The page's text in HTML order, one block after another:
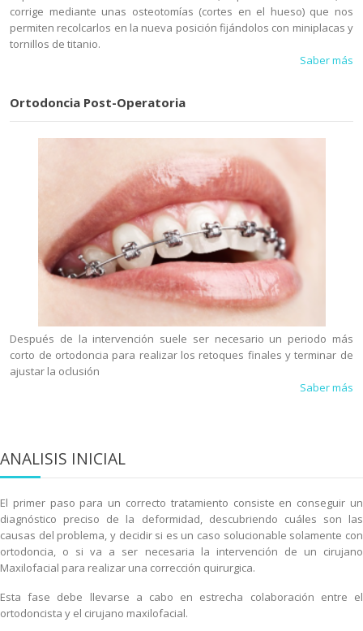
corrige mediante unas osteotomías (cortes en el hueso) que nos
permiten recolcarlos en la nueva posición fijándolos con miniplacas y
tornillos de titanio.
Saber más
Ortodoncia Post-Operatoria
Después de la intervención suele ser necesario un periodo más
corto de ortodoncia para realizar los retoques finales y terminar de
ajustar la oclusión
Saber más
ANALISIS INICIAL
El primer paso para un correcto tratamiento consiste en conseguir un
diagnóstico preciso de la deformidad, descubriendo cuáles son las
causas del problema, y decidir si es un caso solucionable solamente con
ortodoncia, o si va a ser necesaria la intervención de un cirujano
Maxilofacial para realizar una corrección quirurgica.
Esta fase debe llevarse a cabo en estrecha colaboración entre el
ortodoncista y el cirujano maxilofacial.